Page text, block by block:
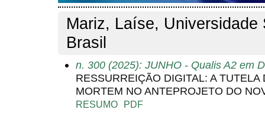
Mariz, Laíse, Universidade
Brasil
n. 300 (2025): JUNHO - Qualis A2 em
RESSURREIÇÃO DIGITAL: A
MORTEM NO ANTEPROJETO DO
RESUMO PDF